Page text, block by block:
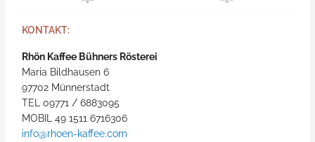
KONTAKT:
Rhön Kaffee Bühners Rösterei
Maria Bildhausen 6
97702 Münnerstadt
TEL 09771 / 6883095
MOBIL 49 1511 6716306
info@rhoen-kaffee.com